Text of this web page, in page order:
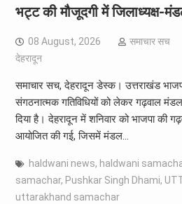
भट्ट की मौजूदगी में जिलाध्यक्ष-
08 August, 2026 समाचार सच
देहरादून
समाचार सच, देहरादून डेस्क। उत्तराखंड
संगठनात्मक गतिविधियों को लेकर गढ़वाल
दिया है। देहरादून में शनिवार को भाजपा की
आयोजित की गई, जिसमें मंडल…
haldwani news, haldwani
samachar, Pushkar Singh Dhami,
uttarakhand samachar